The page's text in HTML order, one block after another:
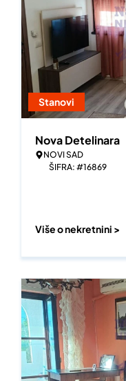
Stanovi
Nova Detelinara
NOVI SAD
ŠIFRA: #16869
Više o nekretnini >